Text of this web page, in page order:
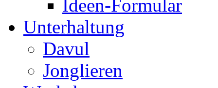
Ideen-Formular
Unterhaltung
Davul
Jonglieren